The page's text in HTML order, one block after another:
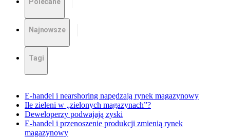
Najnowsze
Tagi
E-handel i nearshoring napędzają rynek magazynowy
Ile zieleni w „zielonych magazynach”?
Deweloperzy podwajają zyski
E-handel i przenoszenie produkcji zmienią rynek
magazynowy